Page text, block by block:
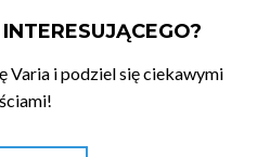
Varia i podziel się ciekawymi